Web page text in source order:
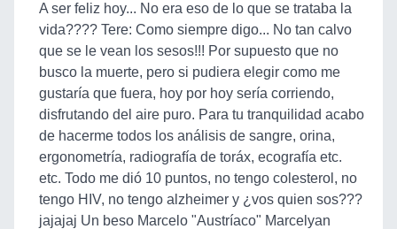
A ser feliz hoy... No era eso de lo que se trataba la
vida???? Tere: Como siempre digo... No tan calvo
que se le vean los sesos!!! Por supuesto que no
busco la muerte, pero si pudiera elegir como me
gustaría que fuera, hoy por hoy sería corriendo,
disfrutando del aire puro. Para tu tranquilidad acabo
de hacerme todos los análisis de sangre, orina,
ergonometría, radiografía de toráx, ecografía etc.
etc. Todo me dió 10 puntos, no tengo colesterol, no
tengo HIV, no tengo alzheimer y ¿vos quien sos???
jajajaj Un beso Marcelo "Austríaco" Marcelyan